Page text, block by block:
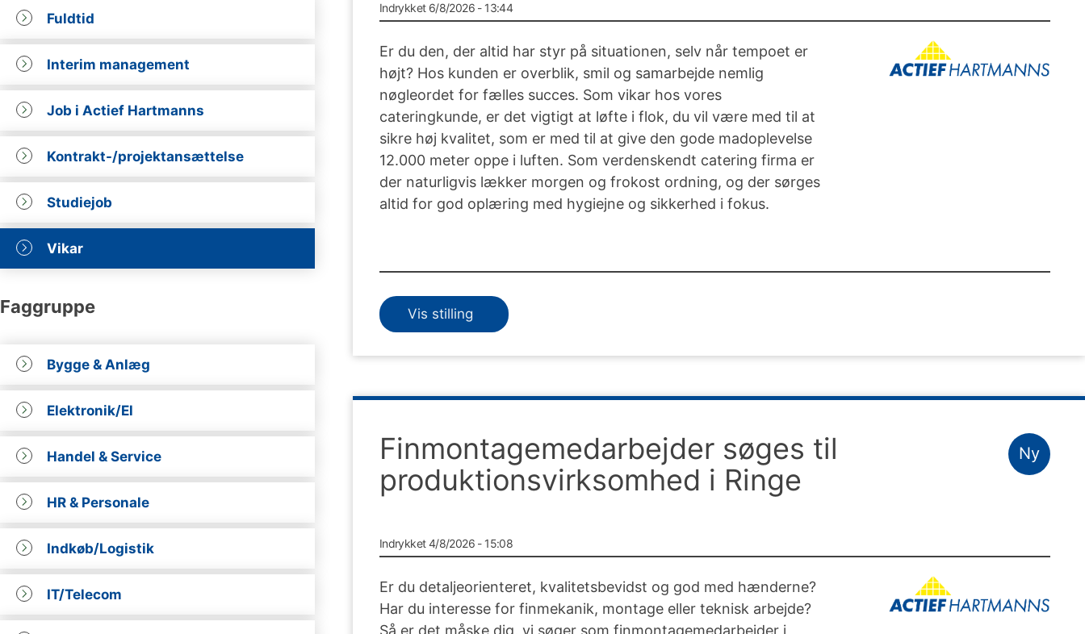
Fuldtid
Interim management
Job i Actief Hartmanns
Kontrakt-/projektansættelse
Studiejob
Vikar
Faggruppe
Bygge & Anlæg
Elektronik/El
Handel & Service
HR & Personale
Indkøb/Logistik
IT/Telecom
Indrykket 6/8/2026 - 13:44
Er du den, der altid har styr på situationen, selv når tempoet er
højt? Hos kunden er overblik, smil og samarbejde nemlig
nøgleordet for fælles succes. Som vikar hos vores
cateringkunde, er det vigtigt at løfte i flok, du vil være med til at
sikre høj kvalitet, som er med til at give den gode madoplevelse
12.000 meter oppe i luften. Som verdenskendt catering firma er
der naturligvis lækker morgen og frokost ordning, og der sørges
altid for god oplæring med hygiejne og sikkerhed i fokus.
Vis stilling
Finmontagemedarbejder søges til
produktionsvirksomhed i Ringe
Ny
Indrykket 4/8/2026 - 15:08
Er du detaljeorienteret, kvalitetsbevidst og god med hænderne?
Har du interesse for finmekanik, montage eller teknisk arbejde?
Så er det måske dig, vi søger som finmontagemedarbejder i